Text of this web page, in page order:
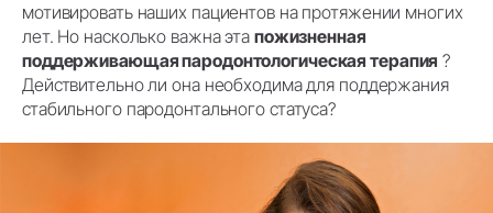
мотивировать наших пациентов на протяжении многих
лет. Но насколько важна эта пожизненная
поддерживающая пародонтологическая терапия ?
Действительно ли она необходима для поддержания
стабильного пародонтального статуса?